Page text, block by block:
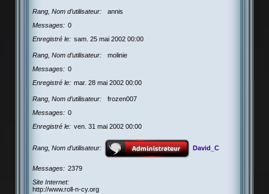
Rang, Nom d’utilisateur
annis
Messages
0
Enregistré le
sam. 25 mai 2002 00:00
Rang, Nom d’utilisateur
molinie
Messages
0
Enregistré le
mar. 28 mai 2002 00:00
Rang, Nom d’utilisateur
frozen007
Messages
0
Enregistré le
ven. 31 mai 2002 00:00
Rang, Nom d’utilisateur David_C
Messages
2379
Site Internet
http://www.roll-n-cy.org